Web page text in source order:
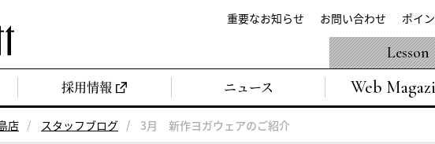
重要なお知らせ お問い合わせ ポイ
採用情報 ニュース Web
Lesson
店 スタッフブログ 3月 新作ヨガウェアのご紹介